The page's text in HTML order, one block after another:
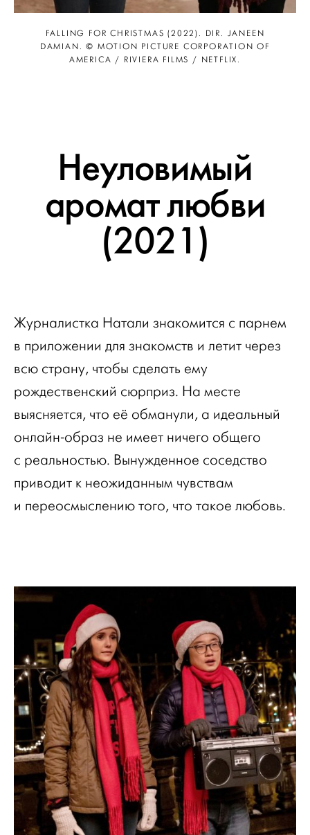
FALLING FOR CHRISTMAS (2022). DIR. JANEEN
DAMIAN. © MOTION PICTURE CORPORATION OF
AMERICA / RIVIERA FILMS / NETFLIX.
Неуловимый
аромат любви
(2021)
Журналистка Натали знакомится с парнем
в приложении для знакомств и летит через
всю страну, чтобы сделать ему
рождественский сюрприз. На месте
выясняется, что её обманули, а идеальный
онлайн-образ не имеет ничего общего
с реальностью. Вынужденное соседство
приводит к неожиданным чувствам
и переосмыслению того, что такое любовь.